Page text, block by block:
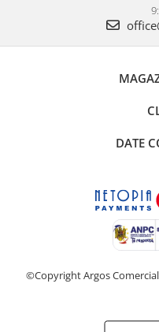
DATE
©Copyright Argos Comercial